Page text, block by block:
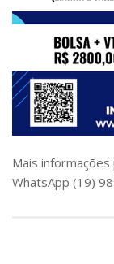
Aplicativos e
Jornal da USP
Agenda de
Defesa de
Mais
WhatsApp (19)